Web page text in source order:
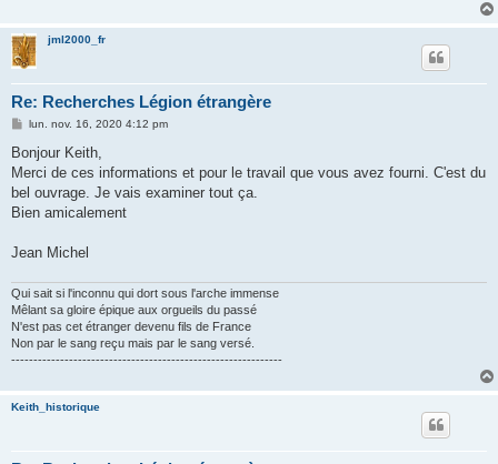
jml2000_fr
Re: Recherches Légion étrangère
M
s
a
g
lun. nov. 16, 2020 4:12 pm
Bonjour Keith,
Merci de ces informations et pour le travail que vous avez fourni. C'est du
bel ouvrage. Je vais examiner tout ça.
Bien amicalement
Jean Michel
Qui sait si l'inconnu qui dort sous l'arche immense
Mêlant sa gloire épique aux orgueils du passé
N'est pas cet étranger devenu fils de France
Non par le sang reçu mais par le sang versé.
-------------------------------------------------------------
Keith_historique